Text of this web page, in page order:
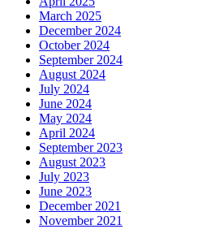
March 2025
December 2024
October 2024
September 2024
August 2024
July 2024
June 2024
May 2024
April 2024
September 2023
August 2023
July 2023
June 2023
December 2021
November 2021